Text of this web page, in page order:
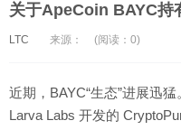
关于ApeCoin BAYC持
LTC 来源： (阅读：0)
近期，BAYC“生态”进展迅
Larva Labs 开发的